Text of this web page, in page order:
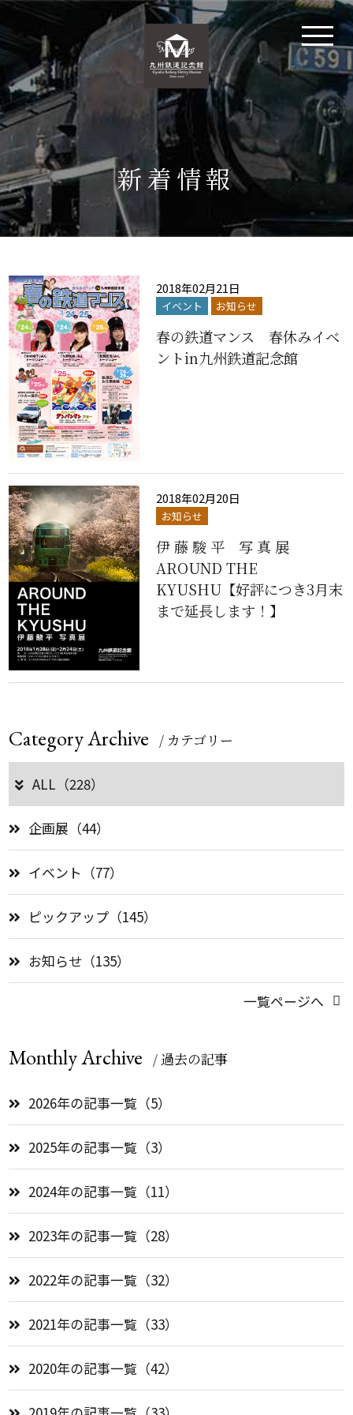
新着情報
2018年02月21日
イベント お知らせ
春の鉄道マンス 春休みイベ
ントin九州鉄道記念館
2018年02月20日
お知らせ
伊 藤 駿 平 写 真 展
AROUND THE
KYUSHU【好評につき3月末
まで延長します！】
Category Archive / カテゴリー
ALL（228）
企画展（44）
イベント（77）
ピックアップ（145）
お知らせ（135）
一覧ページへ
Monthly Archive / 過去の記事
2026年の記事一覧（5）
2025年の記事一覧（3）
2024年の記事一覧（11）
2023年の記事一覧（28）
2022年の記事一覧（32）
2021年の記事一覧（33）
2020年の記事一覧（42）